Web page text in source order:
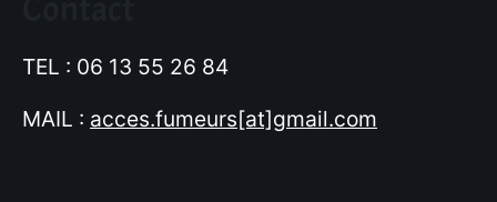
TEL : 06 13 55 26 84
MAIL : acces.fumeurs[at]gmail.com